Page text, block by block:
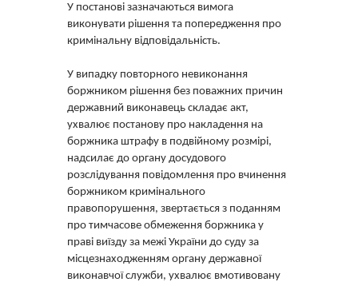
У постанові зазначаються вимога
виконувати рішення та попередження про
кримінальну відповідальність.
У випадку повторного невиконання
боржником рішення без поважних причин
державний виконавець складає акт,
ухвалює постанову про накладення на
боржника штрафу в подвійному розмірі,
надсилає до органу досудового
розслідування повідомлення про вчинення
боржником кримінального
правопорушення, звертається з поданням
про тимчасове обмеження боржника у
праві виїзду за межі України до суду за
місцезнаходженням органу державної
виконавчої служби, ухвалює вмотивовану